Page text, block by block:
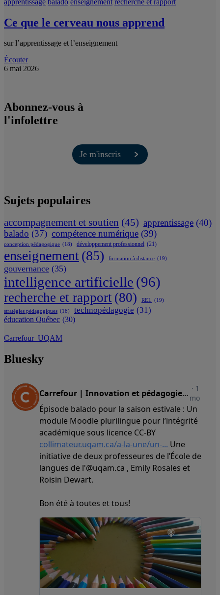
Ce que le cerveau nous apprend
sur l’apprentissage et l’enseignement
Écouter
6 mai 2026
Abonnez-vous à
l'infolettre
Je m'inscris
Sujets populaires
accompagnement et soutien (45) apprentissage (40)
balado (37) compétence numérique (39)
conception pédagogique (18) développement professionnel (21)
enseignement(85) formation à distance (19)
gouvernance (35)
intelligence artificielle (96)
recherche et rapport (80) REL (19)
stratégies pédagogiques (18) technopédagogie (31)
éducation Québec (30)
Carrefour_UQAM
Bluesky